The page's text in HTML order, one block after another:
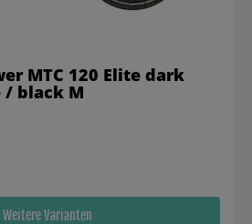
Weitere Varianten
MTC 120 Elite dark
/ black M